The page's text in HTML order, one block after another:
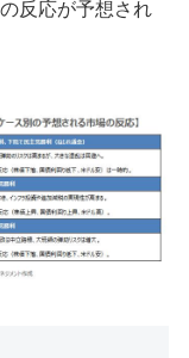
反応が予想され